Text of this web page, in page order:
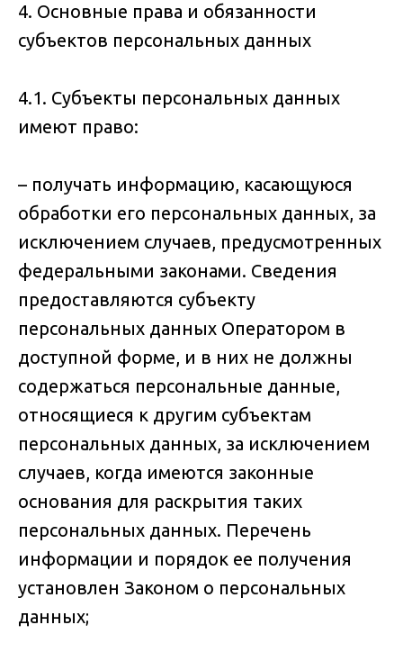
4. Основные права и обязанности
субъектов персональных данных
4.1. Субъекты персональных данных
имеют право:
– получать информацию, касающуюся
обработки его персональных данных, за
исключением случаев, предусмотренных
федеральными законами. Сведения
предоставляются субъекту
персональных данных Оператором в
доступной форме, и в них не должны
содержаться персональные данные,
относящиеся к другим субъектам
персональных данных, за исключением
случаев, когда имеются законные
основания для раскрытия таких
персональных данных. Перечень
информации и порядок ее получения
установлен Законом о персональных
данных;